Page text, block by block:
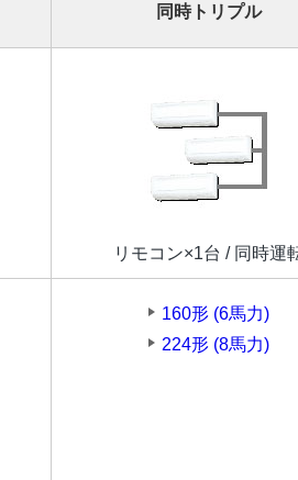
同時トリプル
リモコン×1台 / 同時運
160形 (6馬力)
224形 (8馬力)